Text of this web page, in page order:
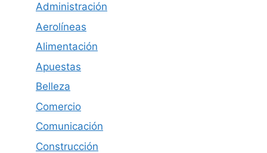
Administración
Aerolíneas
Alimentación
Apuestas
Belleza
Comercio
Comunicación
Construcción